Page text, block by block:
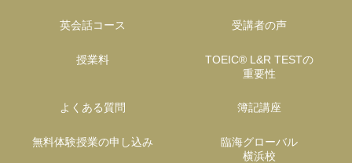
英会話コース 受講者の声
授業料
TOEIC® L&R TESTの
重要性
よくある質問 簿記講座
無料体験授業の申し込み
臨海グローバル
横浜校